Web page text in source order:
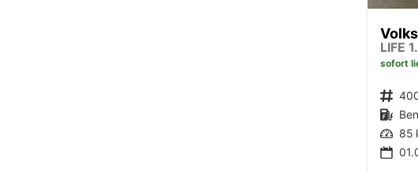
sofort
Fahrzeugnr.
Kraftstoff
Leistung 85